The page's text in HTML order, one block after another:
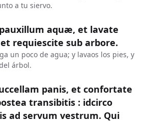
a tu siervo.
aquæ, et lavate
requiescite sub arbore.
un poco de agua; y lavaos los pies, y
árbol.
panis, et confortate
transibitis : idcirco
ad servum vestrum. Qui